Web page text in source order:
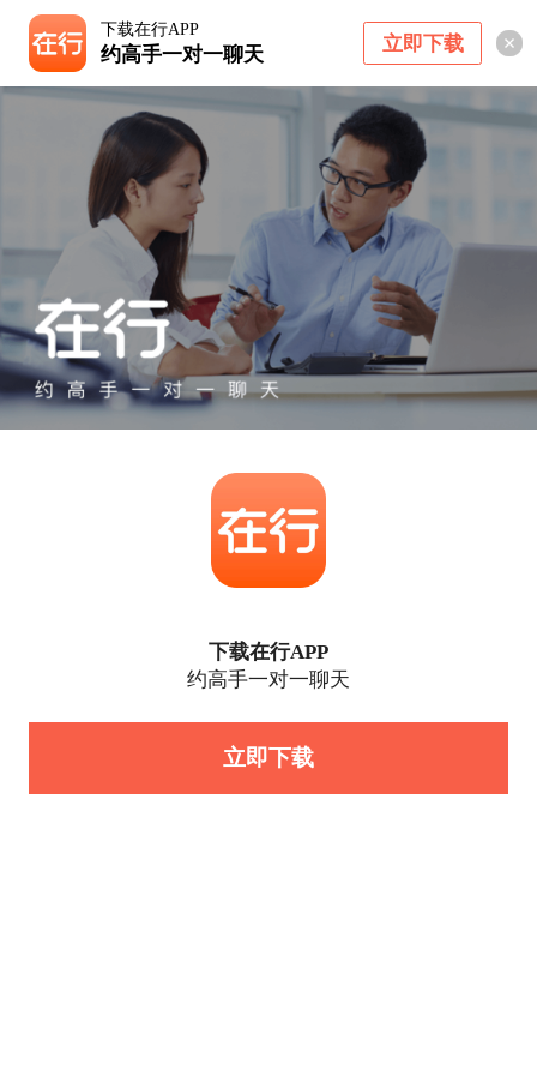
下载在行APP
约高手一对一聊天 立即下载
下载在行APP
约高手一对一聊天
立即下载